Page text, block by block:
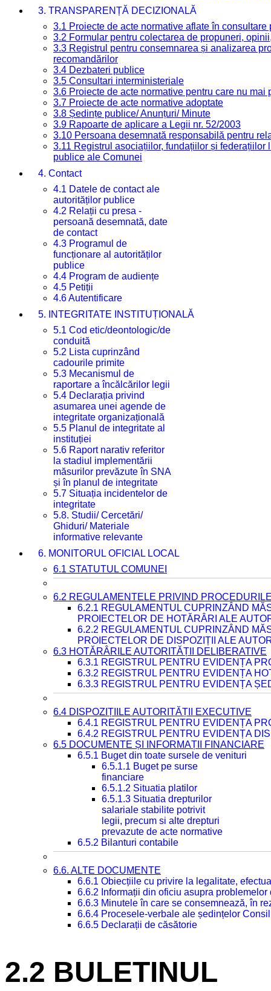
3. TRANSPARENȚĂ DECIZIONALĂ
3.1 Proiecte de acte normative aflate în consultare
3.2 Formular pentru colectarea de propuneri,
3.3 Registrul pentru consemnarea și analizarea
recomandărilor
3.4 Dezbateri publice
3.5 Consultari interministeriale
3.6 Proiecte de acte normative pentru care nu mai
3.7 Proiecte de acte normative adoptate
3.8 Ședințe publice/ Anunțuri/ Minute
3.9 Rapoarte de aplicare a Legii nr. 52/2003
3.10 Persoana desemnată responsabilă pentru
3.11 Registrul asociațiilor, fundațiilor și federațiilor
publice ale Comunei
4. Contact
4.1 Datele de contact ale
autorităților publice
4.2 Relații cu presa -
persoană desemnată, date
de contact
4.3 Programul de
funcționare al autorităților
publice
4.4 Program de audiențe
4.5 Petiții
4.6 Autentificare
5. INTEGRITATE INSTITUȚIONALĂ
5.1 Cod etic/deontologic/de
conduită
5.2 Lista cuprinzând
cadourile primite
5.3 Mecanismul de
raportare a încălcărilor legii
5.4 Declarația privind
asumarea unei agende de
integritate organizațională
5.5 Planul de integritate al
instituției
5.6 Raport narativ referitor
la stadiul implementării
măsurilor prevăzute în SNA
și în planul de integritate
5.7 Situația incidentelor de
integritate
5.8. Studii/ Cercetări/
Ghiduri/ Materiale
informative relevante
6. MONITORUL OFICIAL LOCAL
6.1 STATUTUL COMUNEI
6.2 REGULAMENTELE PRIVIND
6.2.1 REGULAMENTUL CUPRINZÂND
PROIECTELOR DE HOTĂRÂRI ALE
6.2.2 REGULAMENTUL CUPRINZÂND
PROIECTELOR DE DISPOZIȚII ALE
6.3 HOTĂRÂRILE AUTORITĂȚII DELIBERATIVE
6.3.1 REGISTRUL PENTRU EVIDENȚA
6.3.2 REGISTRUL PENTRU EVIDENȚA
6.3.3 REGISTRUL PENTRU EVIDENȚA
6.4 DISPOZIȚIILE AUTORITĂȚII EXECUTIVE
6.4.1 REGISTRUL PENTRU EVIDENȚA
6.4.2 REGISTRUL PENTRU EVIDENȚA
6.5 DOCUMENTE ȘI INFORMAȚII FINANCIARE
6.5.1 Buget din toate sursele de venituri
6.5.1.1 Buget pe surse
financiare
6.5.1.2 Situatia platilor
6.5.1.3 Situatia drepturilor
salariale stabilite potrivit
legii, precum si alte drepturi
prevazute de acte normative
6.5.2 Bilanturi contabile
6.6. ALTE DOCUMENTE
6.6.1 Obiecțiile cu privire la legalitate,
6.6.2 Informații din oficiu asupra
6.6.3 Minutele în care se consemnează, în
6.6.4 Procesele-verbale ale ședințelor
6.6.5 Declarații de căsătorie
2.2 BULETINUL